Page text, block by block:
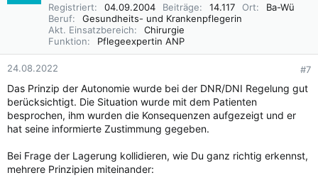
Registriert 04.09.2004 Beiträge 14.117 Ort
Ba-Wü
Beruf
Gesundheits- und Krankenpflegerin
Akt. Einsatzbereich
Chirurgie
Funktion
Pflegeexpertin ANP
24.08.2022 #7
Das Prinzip der Autonomie wurde bei der DNR/DNI Regelung gut
berücksichtigt. Die Situation wurde mit dem Patienten
besprochen, ihm wurden die Konsequenzen aufgezeigt und er
hat seine informierte Zustimmung gegeben.
Bei Frage der Lagerung kollidieren, wie Du ganz richtig erkennst,
mehrere Prinzipien miteinander: